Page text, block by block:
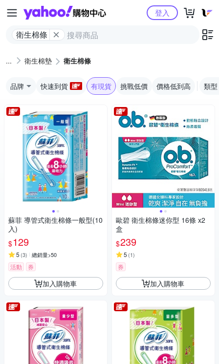
Yahoo購物中心
衛生棉條
登入
衛生棉墊 衛生棉條
品牌 快速到貨 有現貨 挑戰低價 價格低到高 類型
蘇菲 導管式衛生棉條一般型(10
入)
$129
5 (3) 總銷量>50
活動 券
加入購物車
歐碧 衛生棉條迷你型 16條 x2
盒
$239
5 (1)
券
加入購物車